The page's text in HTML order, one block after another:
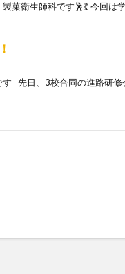
菓衛生師科です🕺💃 今回は
先日、3校合同の進路研修